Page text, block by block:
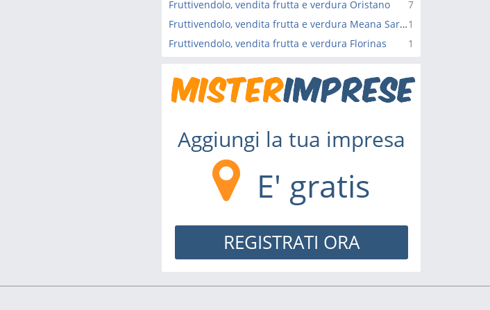
7
Fruttivendolo, vendita frutta e verdura Oristano
1
Fruttivendolo, vendita frutta e verdura Meana Sardo
1
Fruttivendolo, vendita frutta e verdura Florinas
Aggiungi la tua impresa
E' gratis
REGISTRATI ORA